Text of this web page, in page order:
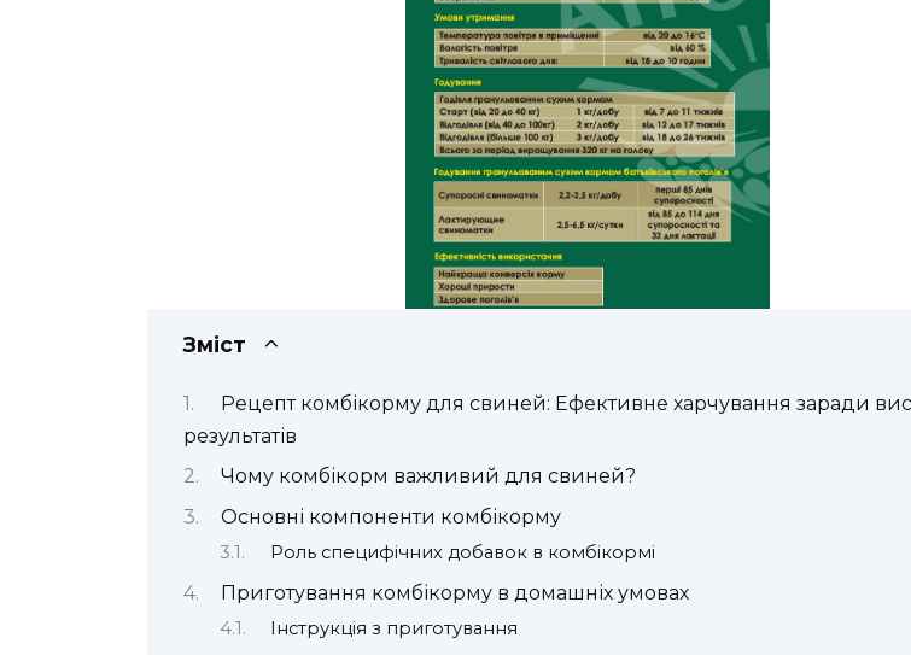
Зміст
Рецепт комбікорму для свиней: Ефективне харчування заради
результатів
Чому комбікорм важливий для свиней?
Основні компоненти комбікорму
Роль специфічних добавок в комбікормі
Приготування комбікорму в домашніх умовах
Інструкція з приготування